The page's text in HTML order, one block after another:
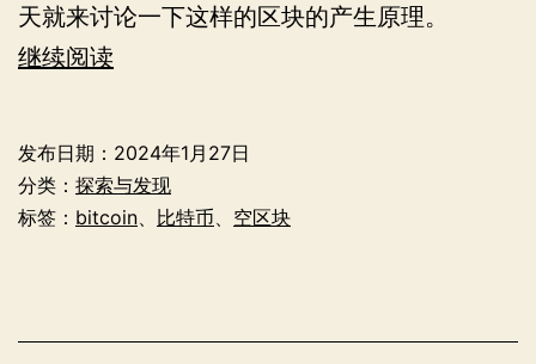
天就来讨论一下这样的区块的产生原理。
继续阅读
比
特
络
发布日期： 2024年1月27日
分类： 探索与发现
标签： bitcoin 比特币 空区块